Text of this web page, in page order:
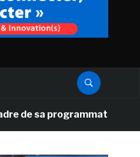
sa programmation